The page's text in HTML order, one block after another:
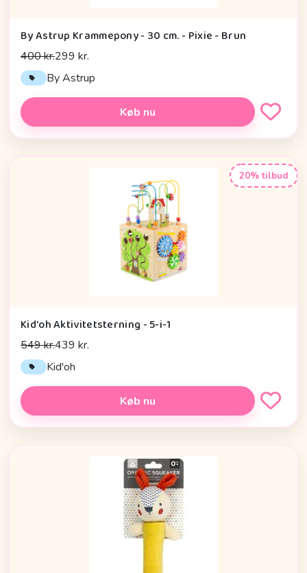
By Astrup Krammepony - 30 cm. - Pixie - Brun
400 kr.299 kr.
By Astrup
Køb nu
20% tilbud
Kid'oh Aktivitetsterning - 5-i-1
549 kr.439 kr.
Kid'oh
Køb nu